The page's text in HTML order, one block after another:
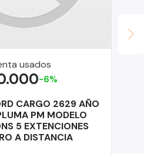
usados
CARGO 2629 AÑO
PM MODELO
5 EXTENCIONES
A DISTANCIA
-6%